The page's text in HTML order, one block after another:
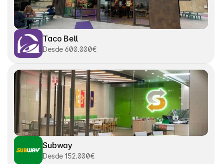
Taco Bell
Desde 600.000€
Subway
Desde 152.000€